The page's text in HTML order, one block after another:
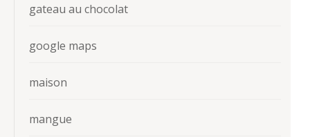
gateau au chocolat
google maps
maison
mangue